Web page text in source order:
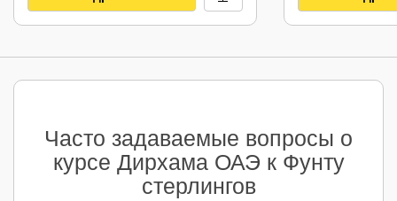
Часто задаваемые вопросы о
курсе Дирхама ОАЭ к Фунту
стерлингов